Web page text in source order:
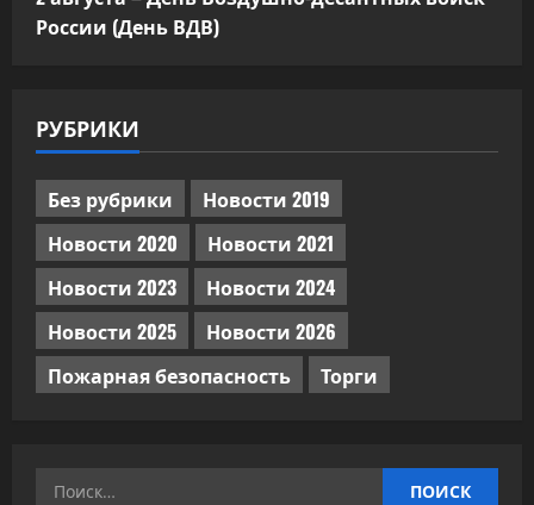
России (День ВДВ)
РУБРИКИ
Без рубрики
Новости 2019
Новости 2020
Новости 2021
Новости 2023
Новости 2024
Новости 2025
Новости 2026
Пожарная безопасность
Торги
Найти: